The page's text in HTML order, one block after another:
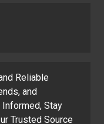
Reliable
and
Stay
Trusted Source